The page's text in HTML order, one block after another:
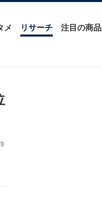
メ リサーチ 注目の商品